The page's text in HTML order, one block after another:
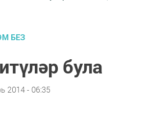
БЕЗ
була
2014 - 06:35